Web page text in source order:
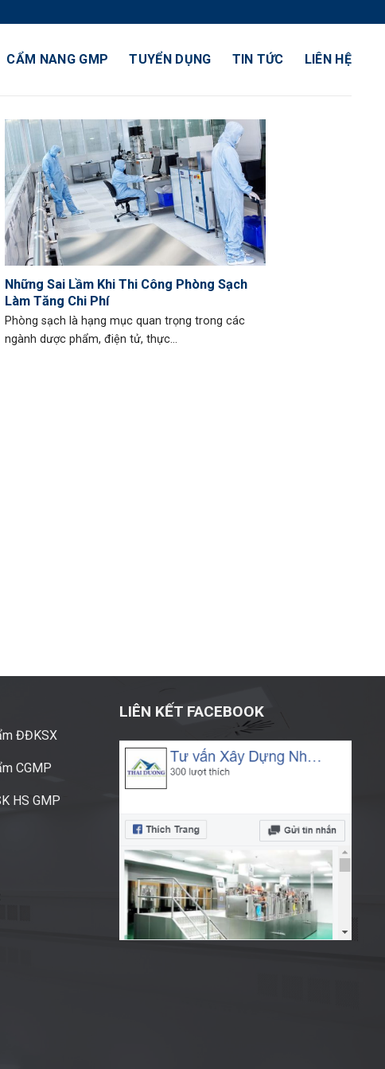
CẨM NANG GMP TUYỂN DỤNG TIN TỨC LIÊN HỆ
Những Sai Lầm Khi Thi Công Phòng Sạch
Làm Tăng Chi Phí
Phòng sạch là hạng mục quan trọng trong các
ngành dược phẩm, điện tử, thực...
ĐĐKSX
CGMP
HS GMP
LIÊN KẾT FACEBOOK